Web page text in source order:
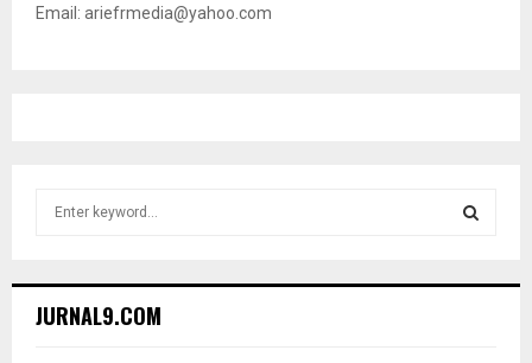
Email: ariefrmedia@yahoo.com
h
JURNAL9.COM